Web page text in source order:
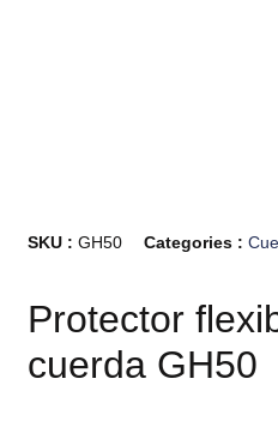
SKU :GH50 Categories :
Protector
cuerda GH50